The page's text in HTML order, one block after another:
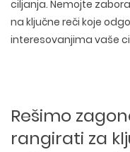
ciljanja. Nemojte
na ključne reči koje
interesovanjima vaše
Rešimo
rangirati za